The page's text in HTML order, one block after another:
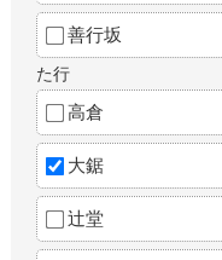
善行坂
た行
高倉
大鋸
辻堂